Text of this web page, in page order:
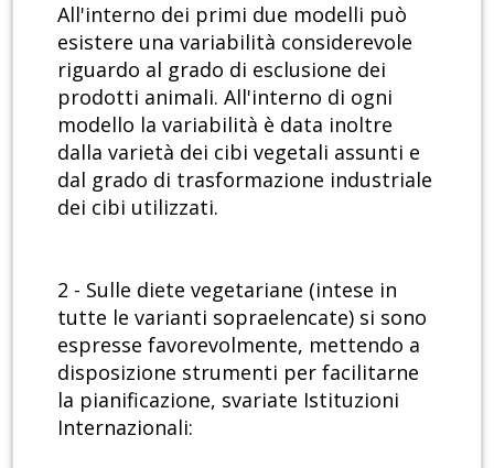
All'interno dei primi due modelli può
esistere una variabilità considerevole
riguardo al grado di esclusione dei
prodotti animali. All'interno di ogni
modello la variabilità è data inoltre
dalla varietà dei cibi vegetali assunti e
dal grado di trasformazione industriale
dei cibi utilizzati.
2 - Sulle diete vegetariane (intese in
tutte le varianti sopraelencate) si sono
espresse favorevolmente, mettendo a
disposizione strumenti per facilitarne
la pianificazione, svariate Istituzioni
Internazionali: